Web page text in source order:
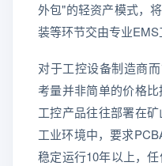
外包"的轻资产模式，
装等环节交由专业EMS
对于工控设备制造商
考量并非简单的价格
工控产品往往部署在
工业环境中，要求
稳定运行10年以上，